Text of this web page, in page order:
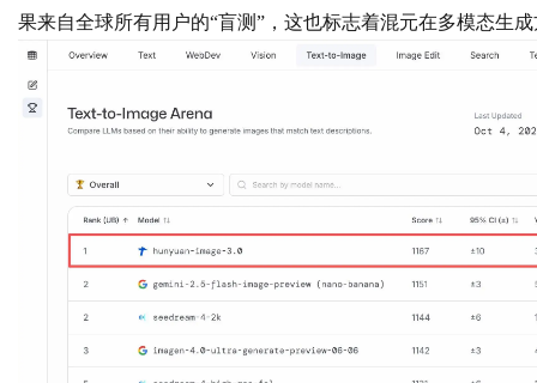
果来自全球所有用户的“盲测”，这也标志着混元在多模态生